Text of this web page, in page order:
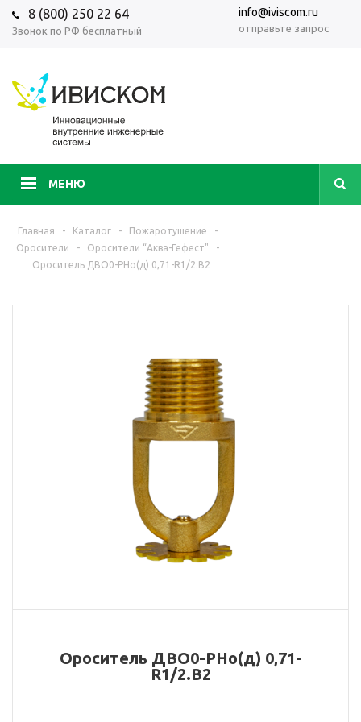
8 (800) 250 22 64
Звонок по РФ бесплатный
info@iviscom.ru
отправьте запрос
МЕНЮ
Главная - Каталог - Пожаротушение
-
Оросители
- Оросители “Аква-Гефест"
-
Ороситель ДBО0-РНо(д) 0,71-R1/2.В2
Ороситель ДBО0-РНо(д) 0,71-
R1/2.В2